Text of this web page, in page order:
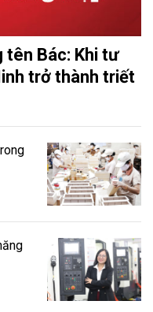
tên Bác: Khi tư
trở thành triết